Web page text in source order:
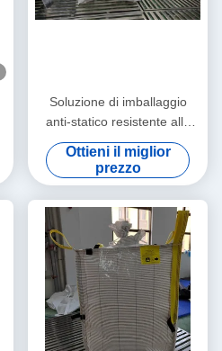
Soluzione di imballaggio
anti-statico resistente alle
lacrime per il controllo statico
e il trasporto sicuro dei
prodotti
Ottieni il miglior
prezzo